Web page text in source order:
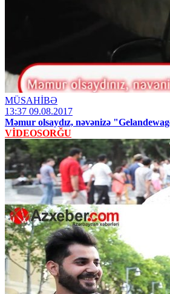
MÜSAHİBƏ
13:37 09.08.2017
Məmur olsaydız, nəvənizə
VİDEOSORĞU